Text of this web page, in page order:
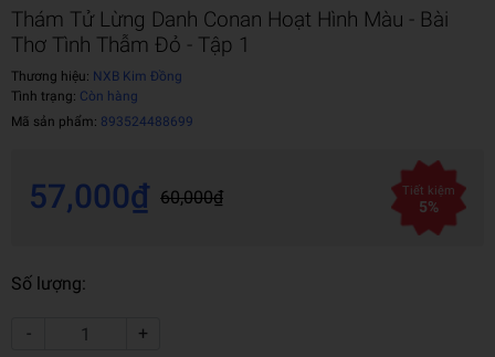
Thám Tử Lừng Danh Conan Hoạt Hình Màu - Bài
Thơ Tình Thẫm Đỏ - Tập 1
Thương hiệu: NXB Kim Đồng
Tình trạng: Còn hàng
Mã sản phẩm: 893524488699
57,000₫ 60,000₫ Tiết kiệm
5%
Số lượng:
- +